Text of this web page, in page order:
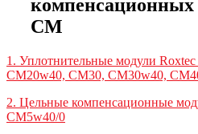
компенсационных
CM
1. Уплотнительные модули
CM20w40, CM30, CM30w40,
2. Цельные компенсационные
CM5w40/0